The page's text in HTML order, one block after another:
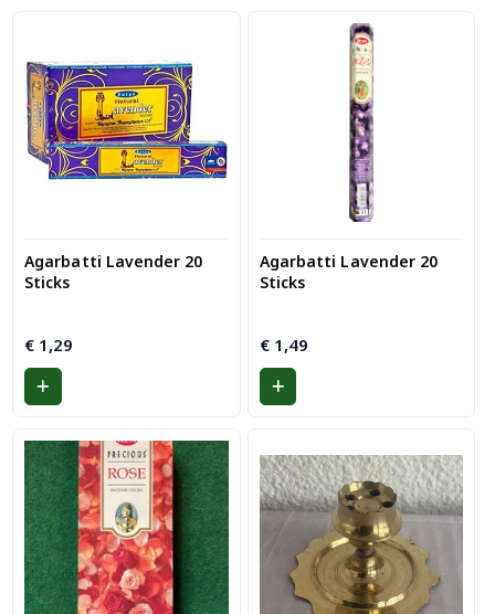
Agarbatti Lavender 20
Sticks
€ 1,29
Agarbatti Lavender 20
Sticks
€1,49